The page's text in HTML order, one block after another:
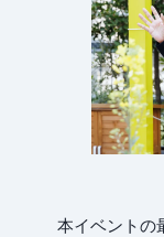
本イベントの